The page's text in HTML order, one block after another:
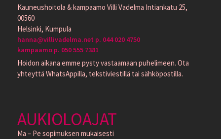
Kauneushoitola & kampaamo Villi Vadelma Intiankatu 25,
00560
Helsinki, Kumpula
hanna@villivadelma.net p. 044 020 4750
kampaamo p. 050 555 7381
Hoidon aikana emme pysty vastaamaan puhelimeen. Ota
yhteyttä WhatsAppilla, tekstiviestillä tai sähköpostilla.
AUKIOLOAJAT
Ma – Pe sopimuksen mukaisesti